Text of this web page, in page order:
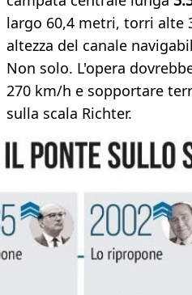
largo 60,4 metri, torri alte
altezza del canale
Non solo. L'opera
270 km/h e sopportare
sulla scala Richter.